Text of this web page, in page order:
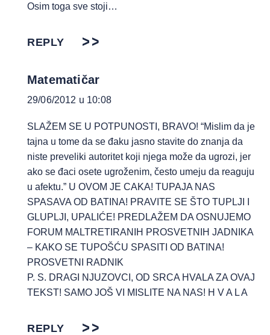
Osim toga sve stoji…
REPLY
Matematičar
29/06/2012 u 10:08
SLAŽEM SE U POTPUNOSTI, BRAVO! “Mislim da je
tajna u tome da se đaku jasno stavite do znanja da
niste preveliki autoritet koji njega može da ugrozi, jer
ako se đaci osete ugroženim, često umeju da reaguju
u afektu.” U OVOM JE CAKA! TUPAJA NAS
SPASAVA OD BATINA! PRAVITE SE ŠTO TUPLJI I
GLUPLJI, UPALIĆE! PREDLAŽEM DA OSNUJEMO
FORUM MALTRETIRANIH PROSVETNIH JADNIKA
– KAKO SE TUPOŠĆU SPASITI OD BATINA!
PROSVETNI RADNIK
P. S. DRAGI NJUZOVCI, OD SRCA HVALA ZA OVAJ
TEKST! SAMO JOŠ VI MISLITE NA NAS! H V A L A
REPLY